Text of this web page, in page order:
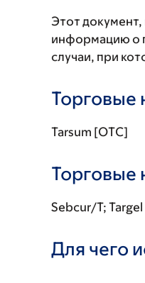
Этот
информацию о
случаи, при
Торговые
Tarsum [OTC]
Торговые
Sebcur/T; Targel
Для чего